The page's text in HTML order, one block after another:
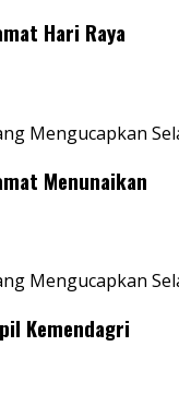
Hari Raya
Mengucapkan
Menunaikan
Mengucapkan
Kemendagri